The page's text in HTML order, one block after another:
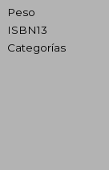
Peso
ISBN13
Categorías